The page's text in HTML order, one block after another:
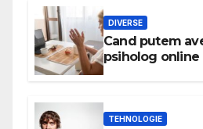
DIVERSE
Cand putem
psiholog online
TEHNOLOGIE